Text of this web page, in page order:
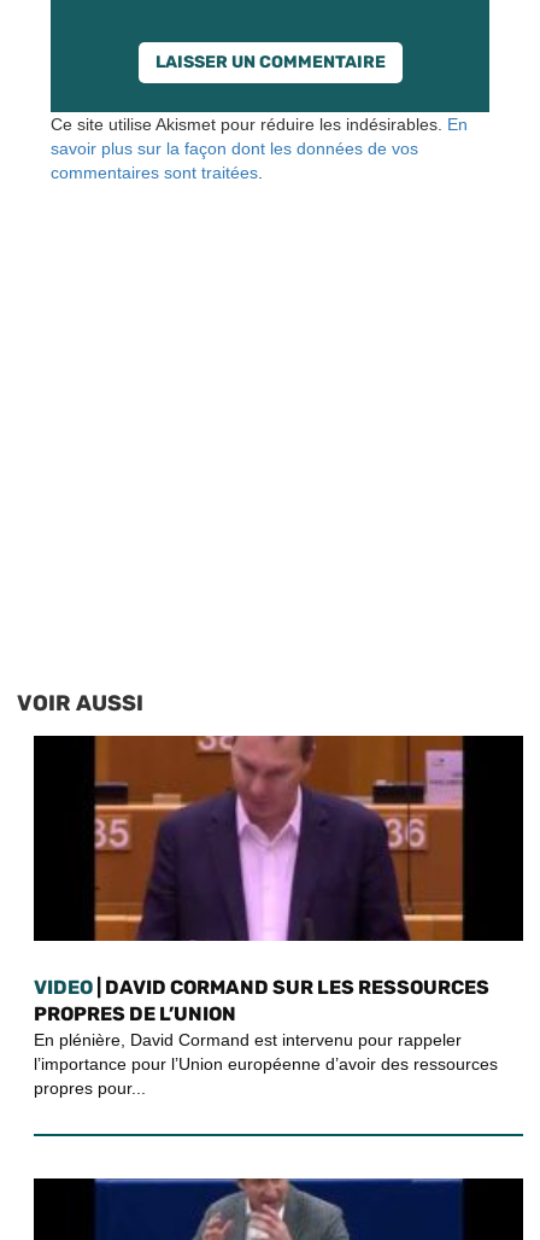
Ce site utilise Akismet pour réduire les indésirables. En
savoir plus sur la façon dont les données de vos
commentaires sont traitées
VOIR AUSSI
VIDEO | DAVID CORMAND SUR LES RESSOURCES
PROPRES DE L’UNION
En plénière, David Cormand est intervenu pour rappeler
l’importance pour l’Union européenne d’avoir des ressources
propres pour...